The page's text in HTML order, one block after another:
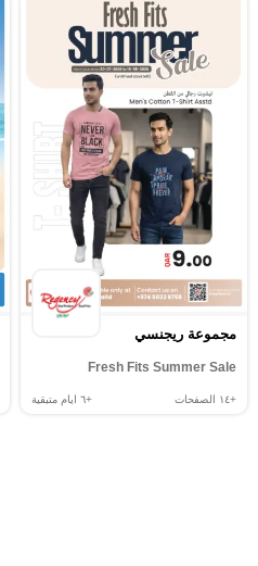
مجموعة ريجنسي
Fresh Fits Summer Sale
+١٤ الصفحات +٦ ايام متبقية